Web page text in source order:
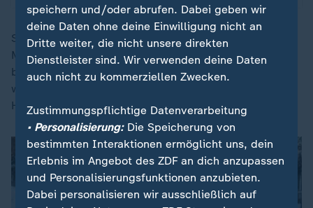
Schroyer soll Todd Lyons nachfolgen, den Trump im
März 2025 kommissarisch an die Spitze der ICE
berufen hatte. Lyons verließ den Posten im Mai 2026,
wenige Wochen nach der Entlassung der früheren
HeimatschutzministerinKristi Noem.
speichern und/oder abrufen. Dabei geben wir
deine Daten ohne deine Einwilligung nicht an
Dritte weiter, die nicht unsere direkten
Dienstleister sind. Wir verwenden deine Daten
auch nicht zu kommerziellen Zwecken.
Zustimmungspflichtige Datenverarbeitung
• Personalisierung:Die Speicherung von
bestimmten Interaktionen ermöglicht uns, dein
Erlebnis im Angebot des ZDF an dich anzupassen
und Personalisierungsfunktionen anzubieten.
Dabei personalisieren wir ausschließlich auf